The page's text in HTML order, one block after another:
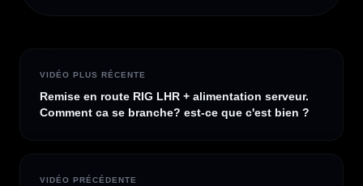
VIDÉO PLUS RÉCENTE
Remise en route RIG LHR + alimentation serveur.
Comment ca se branche? est-ce que c'est bien ?
VIDÉO PRÉCÉDENTE